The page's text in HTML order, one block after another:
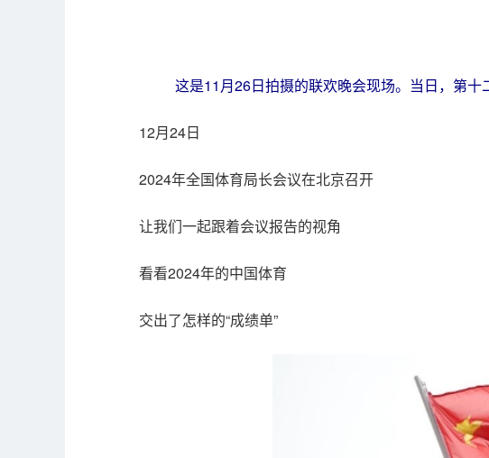
这是11月26日拍摄的联欢晚会现场。当日，第
12月24日
2024年全国体育局长会议在北京召开
让我们一起跟着会议报告的视角
看看2024年的中国体育
交出了怎样的“成绩单”